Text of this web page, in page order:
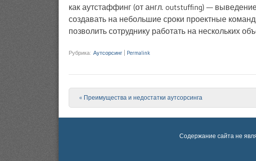
как аутстаффинг (от англ. outstuffing) —
создавать на небольшие сроки проектные
позволить сотруднику работать на нескольких
Рубрика: Аутсорсинг Permalink
Post navigation
« Преимущества и недостатки аутсорсинга
Содержание сайта не